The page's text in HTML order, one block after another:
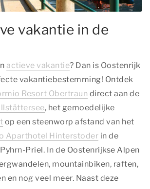
vakantie in de
actieve vakantie? Dan is Oostenrijk
vakantiebestemming! Ontdek
Resort Obertraun direct aan de
, het gemoedelijke
op een steenworp afstand van het
Aparthotel Hinterstoder in de
Priel. In de Oostenrijkse Alpen
mountainbiken, raften,
en nog veel meer. Naast deze